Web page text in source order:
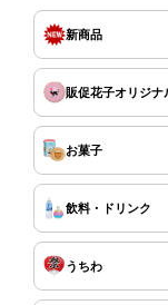
新商品
販促花子オリジナ
お菓子
飲料・ドリンク
うちわ